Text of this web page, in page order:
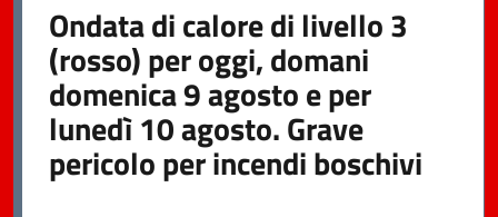
Ondata di calore di livello 3
(rosso) per oggi, domani
domenica 9 agosto e per
lunedì 10 agosto. Grave
pericolo per incendi boschivi